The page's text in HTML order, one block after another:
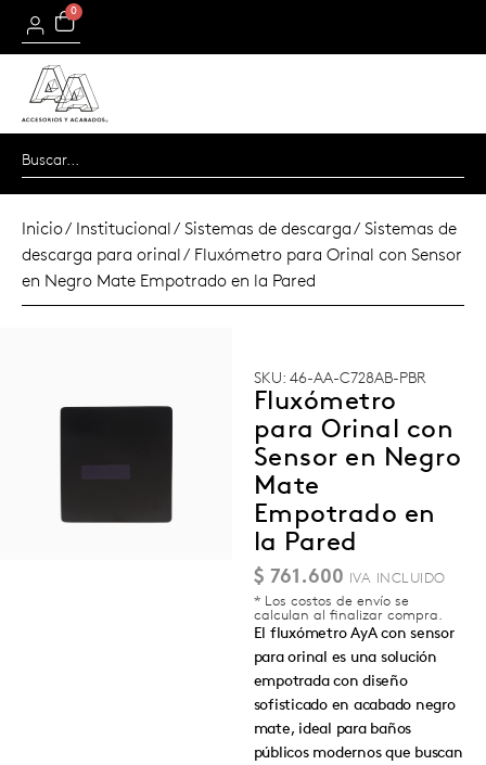
0
Inicio/ Institucional/ Sistemas de descarga/ Sistemas de
descarga para orinal/ Fluxómetro para Orinal con Sensor
en Negro Mate Empotrado en la Pared
SKU: 46-AA-C728AB-PBR
Fluxómetro
para Orinal con
Sensor en Negro
Mate
Empotrado en
la Pared
$ 761.600
* Los costos de envío se
calculan al finalizar compra.
El fluxómetro AyA con sensor
para orinal es una solución
empotrada con diseño
sofisticado en acabado negro
mate, ideal para baños
públicos modernos que buscan